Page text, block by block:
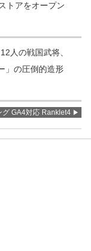
トアをオープン
人の戦国武将、
」の圧倒的造形
GA4対応 Ranklet4